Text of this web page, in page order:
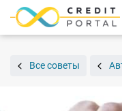
Все советы